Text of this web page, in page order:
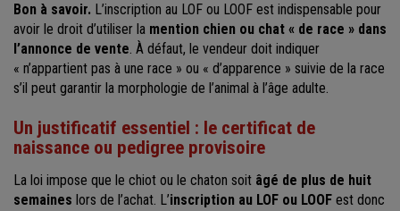
Bon à savoir. L’inscription au LOF ou LOOF est indispensable pour
avoir le droit d’utiliser la mention chien ou chat « de race » dans
l’annonce de vente. À défaut, le vendeur doit indiquer
« n’appartient pas à une race » ou « d’apparence » suivie de la race
s’il peut garantir la morphologie de l’animal à l’âge adulte.
Un justificatif essentiel : le certificat de
naissance ou pedigree provisoire
La loi impose que le chiot ou le chaton soit âgé de plus de huit
semaines lors de l’achat. L’inscription au LOF ou LOOF est donc